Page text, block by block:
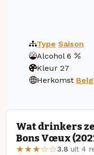
Type Saison
Alcohol 6
Kleur 27
Herkomst
Wat drinkers
Bons Vœux
★★★☆☆3.8 uit 4